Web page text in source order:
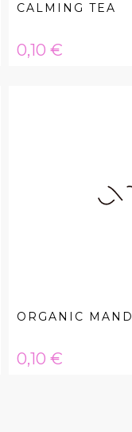
CALMING TEA
Hinta
0,10 €
ORGANIC
Hinta
0,10 €